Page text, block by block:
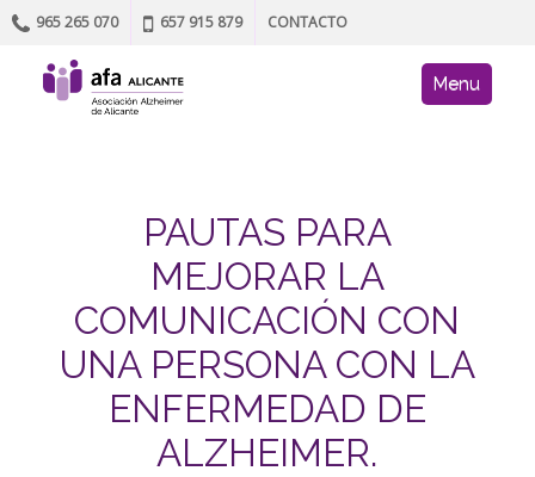
965 265 070 657 915 879 CONTACTO
AFA site
Skip to content
Menu
PAUTAS PARA
MEJORAR LA
COMUNICACIÓN CON
UNA PERSONA CON LA
ENFERMEDAD DE
ALZHEIMER.